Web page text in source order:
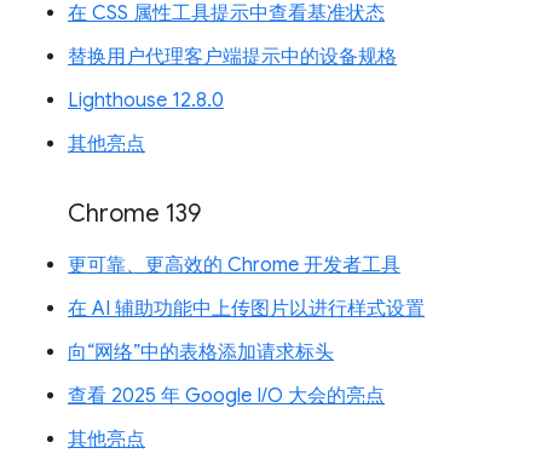
在 CSS 属性工具提示中查看基准状态
替换用户代理客户端提示中的设备规格
Lighthouse 12.8.0
其他亮点
Chrome 139
更可靠、更高效的 Chrome 开发者工具
在 AI 辅助功能中上传图片以进行样式设置
向“网络”中的表格添加请求标头
查看 2025 年 Google I/O 大会的亮点
其他亮点